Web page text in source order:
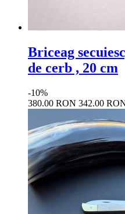
Briceag
de cerb , 20 cm
-10%
380.00 RON 342.00